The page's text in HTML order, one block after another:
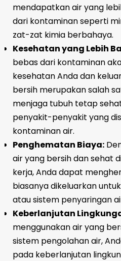
mendapatkan air yang
dari kontaminan seperti
zat-zat kimia berbahaya.
Kesehatan yang Lebih
bebas dari kontaminan
kesehatan Anda dan
bersih merupakan salah
menjaga tubuh tetap
penyakit-penyakit yang
kontaminan air.
Penghematan Biaya:
air yang bersih dan sehat
kerja, Anda dapat
biasanya dikeluarkan
atau sistem penyaringan
Keberlanjutan
menggunakan air yang
sistem pengolahan air,
pada keberlanjutan